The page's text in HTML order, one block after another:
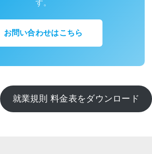
す。
お問い合わせはこちら
就業規則 料金表をダウンロード